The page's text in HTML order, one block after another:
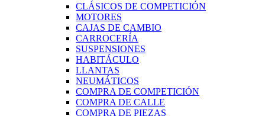
CLÁSICOS DE COMPETICIÓN
MOTORES
CAJAS DE CAMBIO
CARROCERÍA
SUSPENSIONES
HABITÁCULO
LLANTAS
NEUMÁTICOS
COMPRA DE COMPETICIÓN
COMPRA DE CALLE
COMPRA DE PIEZAS